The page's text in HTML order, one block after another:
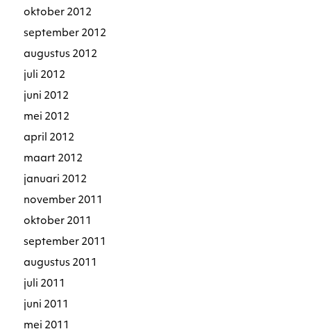
oktober 2012
september 2012
augustus 2012
juli 2012
juni 2012
mei 2012
april 2012
maart 2012
januari 2012
november 2011
oktober 2011
september 2011
augustus 2011
juli 2011
juni 2011
mei 2011